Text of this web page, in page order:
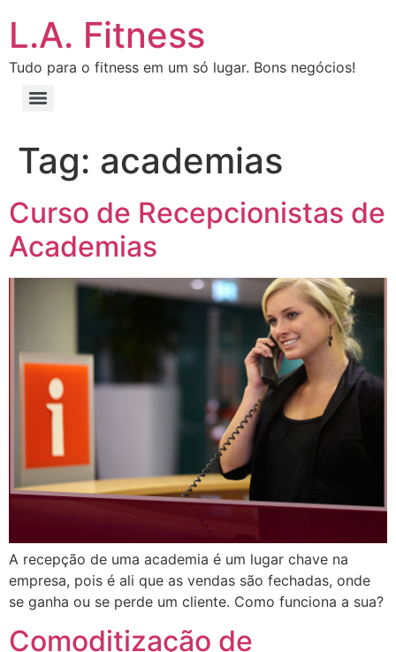
L.A. Fitness
Tudo para o fitness em um só lugar. Bons negócios!
Tag: academias
Curso de Recepcionistas de
Academias
A recepção de uma academia é um lugar chave na
empresa, pois é ali que as vendas são fechadas, onde
se ganha ou se perde um cliente. Como funciona a sua?
Comoditização de